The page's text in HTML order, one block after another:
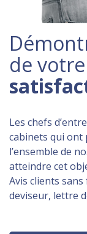
de
Les chefs
cabinets qui ont
l’ensemble de
atteindre cet
Avis clients
deviseur, lettre